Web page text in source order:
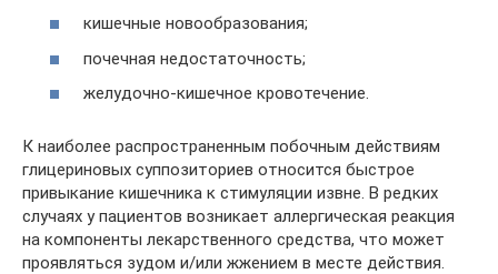
кишечные новообразования;
почечная недостаточность;
желудочно-кишечное кровотечение.
К наиболее распространенным побочным действиям
глицериновых суппозиториев относится быстрое
привыкание кишечника к стимуляции извне. В редких
случаях у пациентов возникает аллергическая реакция
на компоненты лекарственного средства, что может
проявляться зудом и/или жжением в месте действия.